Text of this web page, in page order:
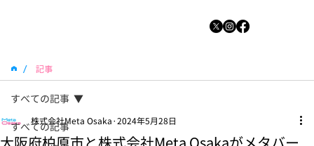
/ 記事
すべての記事
すべての記事
株式会社Meta Osaka 2024年5月28日